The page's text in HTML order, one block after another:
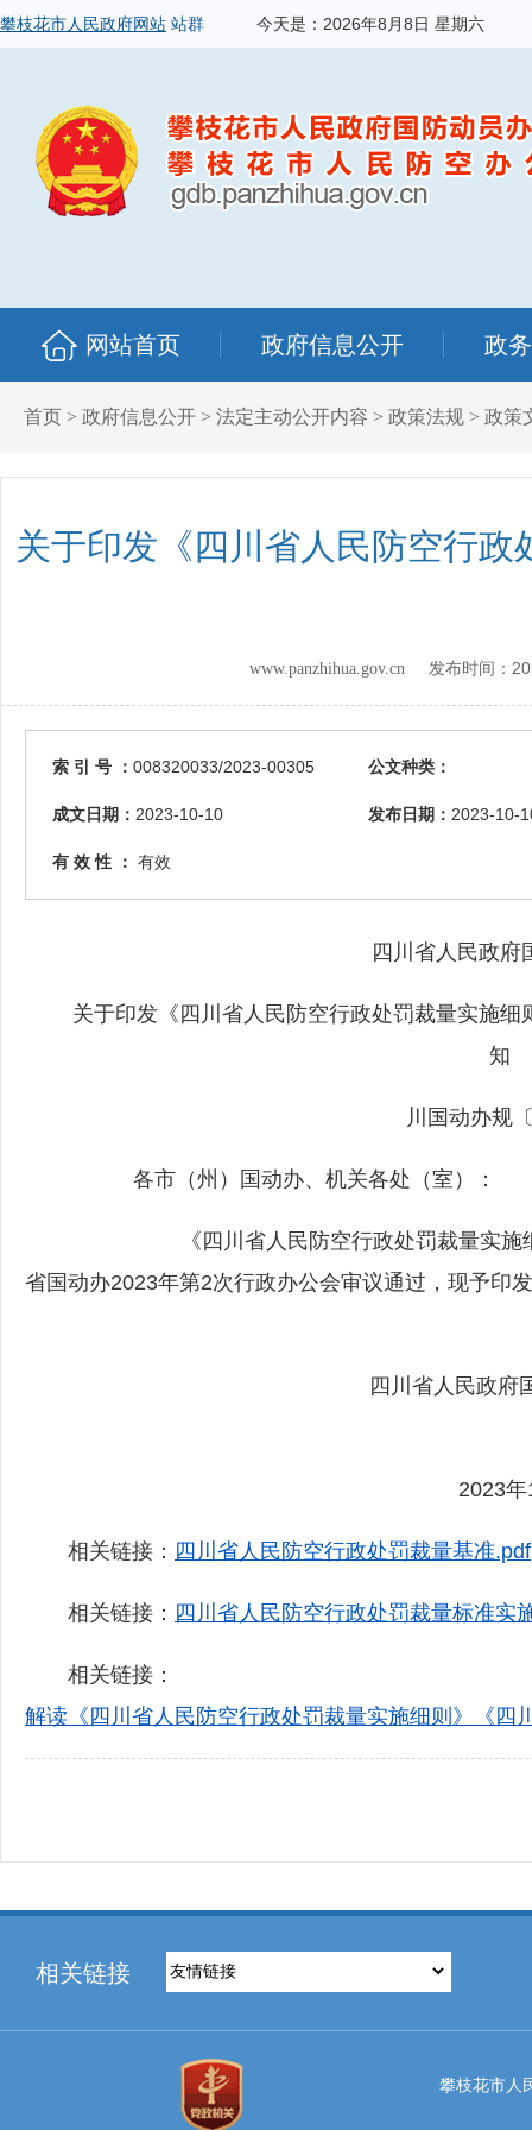
攀枝花市人民政府网站 站群 今天是： 2026年8月8日 星期六
网站首页 政府信息公开 政
首页 > 政府信息公开 > 法定主动公开内容 > 政策法规 > 政策
关于印发《四川省人民防空行
www.panzhihua.gov.cn 发布时间：
索 引 号 ： 008320033/2023-00305 公文种类：
成文日期： 2023-10-10 发布日期： 2023-10-
有 效 性 ： 有效
四川省人民政府
关于印发《四川省人民防空行政处罚裁量实施细
知
川国动办规〔
各市（州）国动办、机关各处（室）：
《四川省人民防空行政处罚裁量实施细则》
省国动办2023年第2次行政办公会审议通过，现予印
四川省人民政府国防动
2023年10月
相关链接： 四川省人民防空行政处罚裁量基准.pdf
相关链接： 四川省人民防空行政处罚裁量标准实
相关链接：
解读《四川省人民防空行政处罚裁量实施细则》《四
相关链接
攀枝花市人